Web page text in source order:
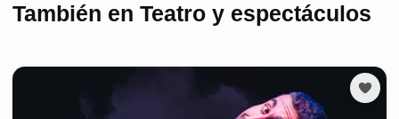
También en Teatro y espectáculos